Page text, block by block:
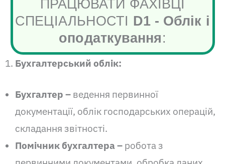
ПРАЦЮВАТИ ФАХІВЦІ
СПЕЦІАЛЬНОСТІ D1 - Облік і
оподаткування:
Бухгалтерський облік:
Бухгалтер – ведення первинної
документації, облік господарських операцій,
складання звітності.
Помічник бухгалтера – робота з